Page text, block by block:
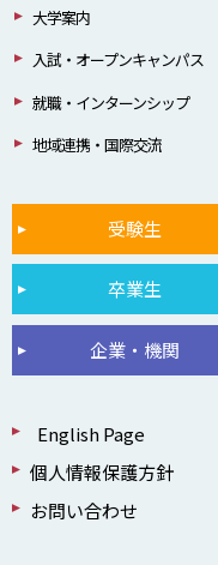
大学案内
入試・オープンキャンパス
就職・インターンシップ
地域連携・国際交流
受験生
卒業生
企業・機関
English Page
個人情報保護方針
お問い合わせ